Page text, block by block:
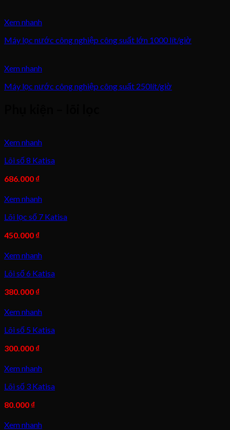
Xem nhanh
Máy lọc nước công nghiệp công suất lớn 1000 lít/giờ
Xem nhanh
Máy lọc nước công nghiệp công suất 250lít/giờ
Xem nhanh
Lõi số 8 Katisa
686.000 ₫
Xem nhanh
Lõi lọc số 7 Katisa
450.000 ₫
Xem nhanh
Lõi số 6 Katisa
380.000 ₫
Xem nhanh
Lõi số 5 Katisa
300.000 ₫
Xem nhanh
Lõi số 3 Katisa
80.000 ₫
Xem nhanh